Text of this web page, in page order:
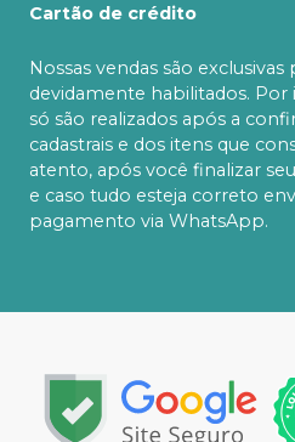
Cartão de crédito
Nossas vendas são
devidamente habilitados.
só são realizados após a
cadastrais e dos itens que
atento, após você finalizar
e caso tudo esteja correto
pagamento via WhatsApp.